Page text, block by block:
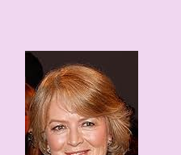
1947
1947